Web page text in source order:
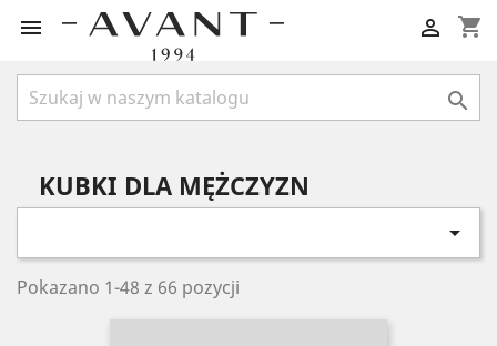
 shopping_cart


KUBKI DLA MĘŻCZYZN

Pokazano 1-48 z 66 pozycji